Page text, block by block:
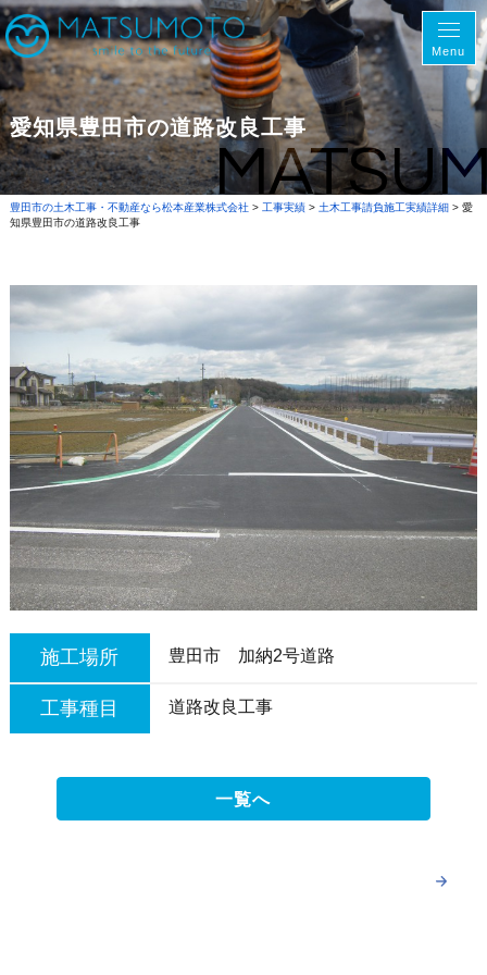
Menu
愛知県豊田市の道路改良工事
豊田市の土木工事・不動産なら松本産業株式会社> 工事実績> 土木工事請負施工実績詳細> 愛
知県豊田市の道路改良工事
施工場所 豊田市 加納2号道路
工事種目 道路改良工事
一覧へ